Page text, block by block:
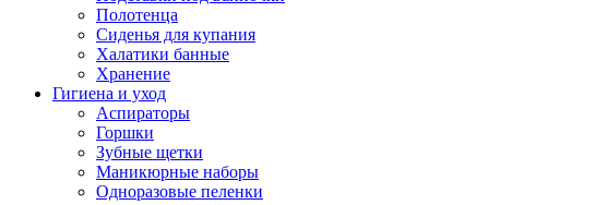
Полотенца
Сиденья для купания
Халатики банные
Хранение
Гигиена и уход
Аспираторы
Горшки
Зубные щетки
Маникюрные наборы
Одноразовые пеленки